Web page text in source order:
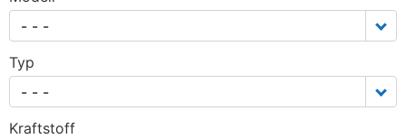
- - -
Typ
- - -
Kraftstoff